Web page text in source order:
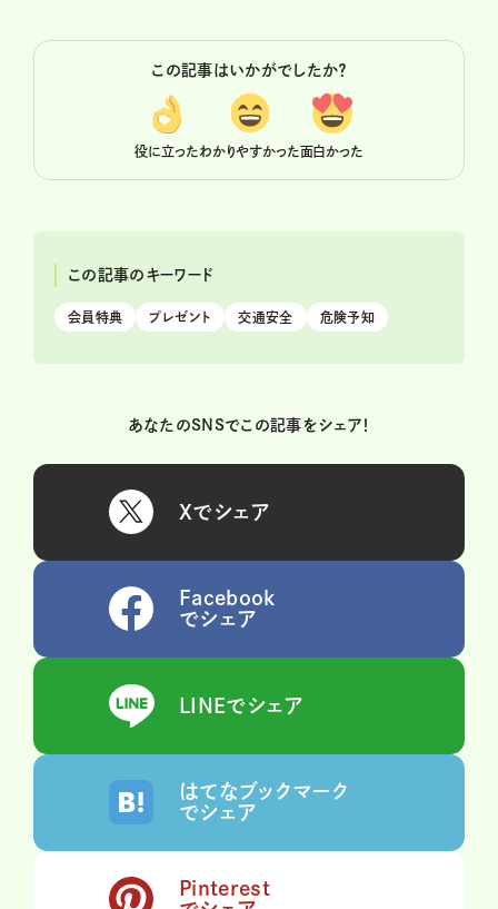
この記事はいかがでしたか？
役に立ったわかりやすかった面白かった
この記事のキーワード
会員特典 プレゼント 交通安全 危険予知
あなたのSNSでこの記事をシェア！
Xでシェア
Facebook
でシェア
LINEでシェア
はてなブックマーク
でシェア
Pinterest